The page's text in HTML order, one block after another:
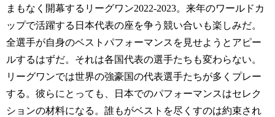
まもなく開幕するリーグワン2022-2023。来年のワールドカ
ップで活躍する日本代表の座を争う競い合いも楽しみだ。
全選手が自身のベストパフォーマンスを見せようとアピー
ルするはずだ。それは各国代表の選手たちも変わらない。
リーグワンでは世界の強豪国の代表選手たちが多くプレー
する。彼らにとっても、日本でのパフォーマンスはセレク
ションの材料になる。誰もがベストを尽くすのは約束され